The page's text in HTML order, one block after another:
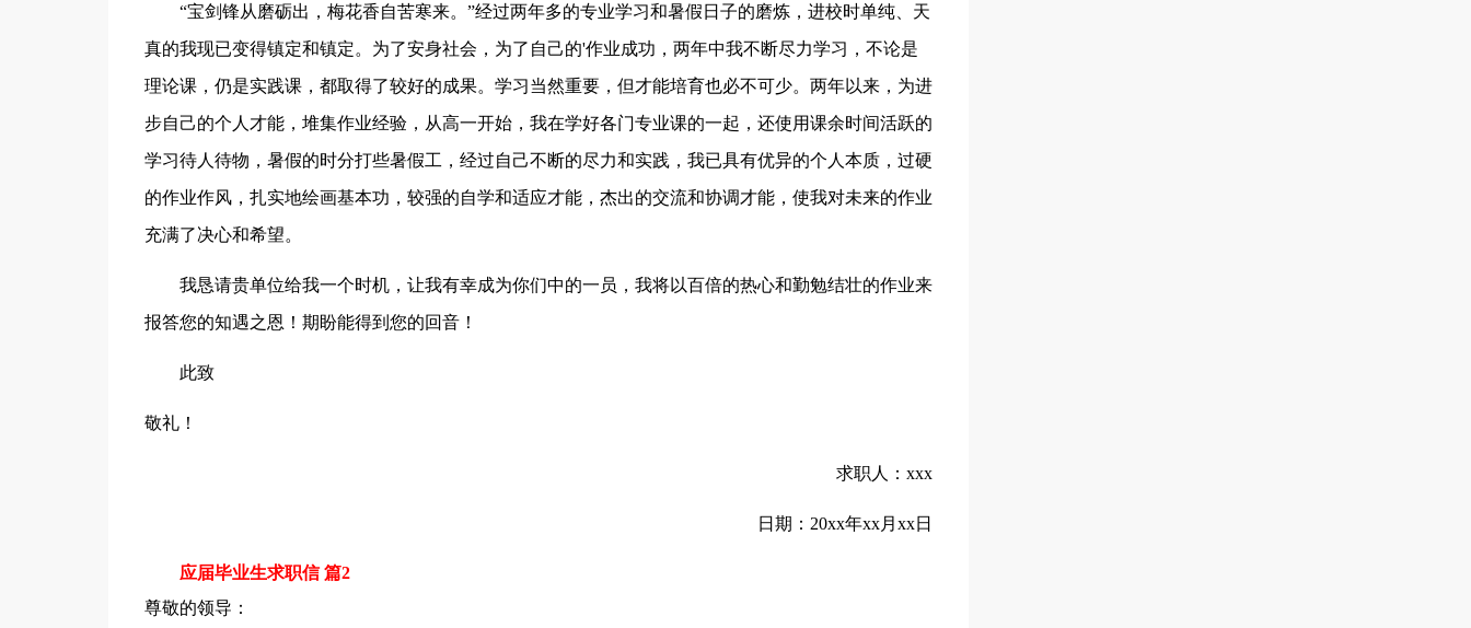
“宝剑锋从磨砺出，梅花香自苦寒来。”经过两年多的专业学习和暑假日子的磨炼，进校时单纯、天
真的我现已变得镇定和镇定。为了安身社会，为了自己的'作业成功，两年中我不断尽力学习，不论是
理论课，仍是实践课，都取得了较好的成果。学习当然重要，但才能培育也必不可少。两年以来，为进
步自己的个人才能，堆集作业经验，从高一开始，我在学好各门专业课的一起，还使用课余时间活跃的
学习待人待物，暑假的时分打些暑假工，经过自己不断的尽力和实践，我已具有优异的个人本质，过硬
的作业作风，扎实地绘画基本功，较强的自学和适应才能，杰出的交流和协调才能，使我对未来的作业
充满了决心和希望。
我恳请贵单位给我一个时机，让我有幸成为你们中的一员，我将以百倍的热心和勤勉结壮的作业来
报答您的知遇之恩！期盼能得到您的回音！
此致
敬礼！
求职人：xxx
日期：20xx年xx月xx日
应届毕业生求职信 篇2
尊敬的领导：